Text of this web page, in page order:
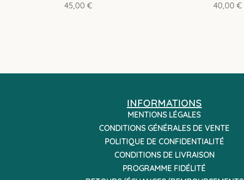
45,00 €
40,00 €
INFORMATIONS
MENTIONS LÉGALES
CONDITIONS GÉNÉRALES DE VENTE
POLITIQUE DE CONFIDENTIALITÉ
CONDITIONS DE LIVRAISON
PROGRAMME FIDÉLITÉ